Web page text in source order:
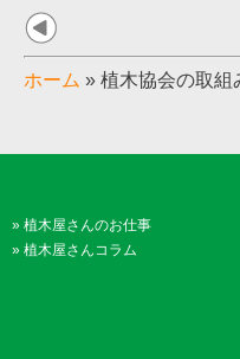
ホーム » 植木協会の取組
» 植木屋さんのお仕事
» 植木屋さんコラム